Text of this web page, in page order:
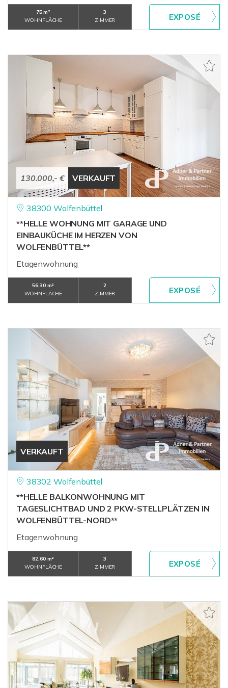
75 m²
WOHNFLÄCHE
3
ZIMMER
130.000,- € VERKAUFT
38300 Wolfenbüttel
**HELLE WOHNUNG MIT GARAGE UND
EINBAUKÜCHE IM HERZEN VON
WOLFENBÜTTEL**
Etagenwohnung
56,30 m²
WOHNFLÄCHE
2
ZIMMER
VERKAUFT
38302 Wolfenbüttel
**HELLE BALKONWOHNUNG MIT
TAGESLICHTBAD UND 2 PKW-STELLPLÄTZEN IN
WOLFENBÜTTEL-NORD**
Etagenwohnung
82,60 m²
WOHNFLÄCHE
3
ZIMMER